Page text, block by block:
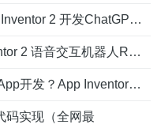
利用 App Inventor 2 开发ChatGPT应用
App Inventor 2 语音交互机器人Robot，
轻松学习App开发？App Inventor 2 中文网搞定！
码实现（全网最